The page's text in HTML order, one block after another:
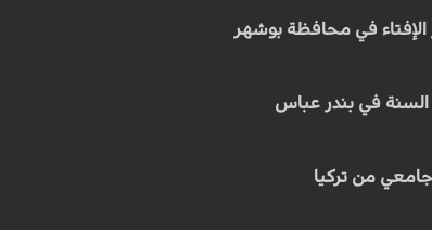
الإفتاء في محافظة بوشهر
السنة في بندر عباس
جامعي من تركيا